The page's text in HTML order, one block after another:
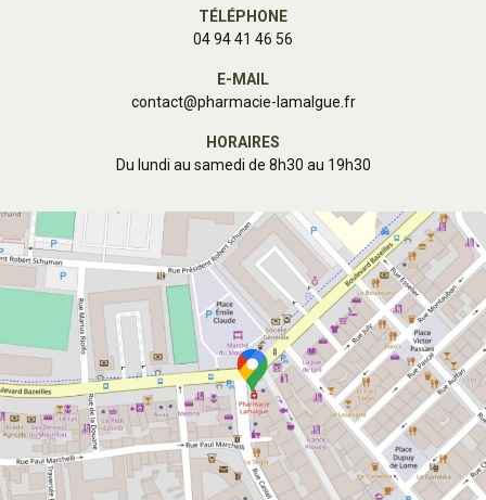
TÉLÉPHONE
04 94 41 46 56
E-MAIL
contact@pharmacie-lamalgue.fr
HORAIRES
Du lundi au samedi de 8h30 au 19h30